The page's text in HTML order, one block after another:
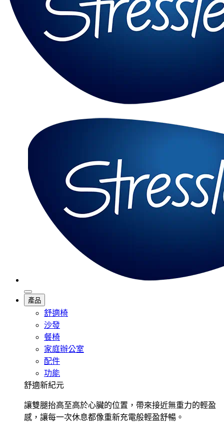
產品
舒適椅
沙發
餐椅
家庭辦公室
配件
功能
舒適新紀元
讓雙腿抬高至高於心臟的位置，帶來接近無重力的輕盈
感，讓每一次休息都像重新充電般輕盈舒暢。